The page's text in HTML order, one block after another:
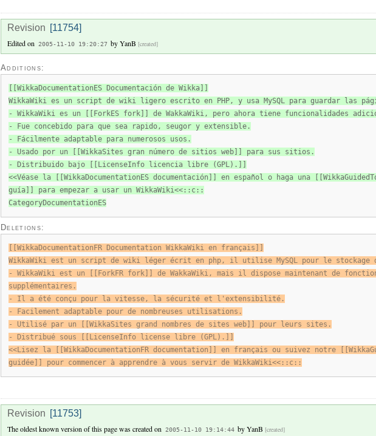
Revision [11754]
Edited on 2005-11-10 19:20:27 byYanB [created]
Additions:
[[WikkaDocumentationES Documentación de Wikka]]
WikkaWiki es un script de wiki ligero escrito en PHP, y usa MySQL para guardar las
- WikkaWiki es un [[ForkES fork]] de WakkaWiki, pero ahora tiene funcionalidades
- Fue concebido para que sea rapido, seugor y extensible.
- Fácilmente adaptable para numerosos usos.
- Usado por un [[WikkaSites gran número de sitios web]] para sus sitios.
- Distribuido bajo [[LicenseInfo licencia libre (GPL).]]
<<Véase la [[WikkaDocumentationES documentación]] en español o haga una
guía]] para empezar a usar un WikkaWiki<<::c::
CategoryDocumentationES
Deletions:
[[WikkaDocumentationFR Documentation WikkaWiki en français]]
WikkaWiki est un script de wiki léger écrit en php, il utilise MySQL pour le stockage
- WikkaWiki est un [[ForkFR fork]] de WakkaWiki, mais il dispose maintenant de
supplémentaires.
- Il a été conçu pour la vitesse, la sécurité et l'extensibilité.
- Facilement adaptable pour de nombreuses utilisations.
- Utilisé par un [[WikkaSites grand nombres de sites web]] pour leurs sites.
- Distribué sous [[LicenseInfo license libre (GPL).]]
<<Lisez la [[WikkaDocumentationFR documentation]] en français ou suivez notre
guidée]] pour commencer à apprendre à vous servir de WikkaWiki<<::c::
Revision [11753]
The oldest known version of this page was created on 2005-11-10 19:14:44 byYanB [created]